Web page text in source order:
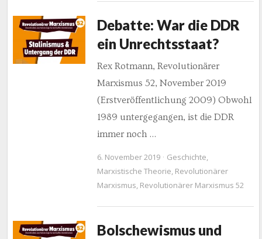
Debatte: War die DDR
ein Unrechtsstaat?
Rex Rotmann, Revolutionärer
Marxismus 52, November 2019
(Erstveröffentlichung 2009) Obwohl
1989 untergegangen, ist die DDR
immer noch …
6. November 2019 Geschichte,
Marxistische Theorie, Revolutionärer
Marxismus, Revolutionärer Marxismus 52
Bolschewismus und